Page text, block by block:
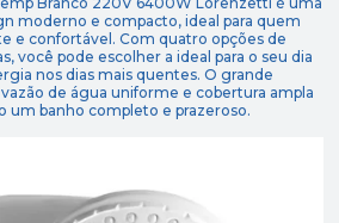
moderno e compacto, ideal para quem
e confortável. Com quatro opções de
você pode escolher a ideal para o seu dia
nos dias mais quentes. O grande
de água uniforme e cobertura ampla
um banho completo e prazeroso.